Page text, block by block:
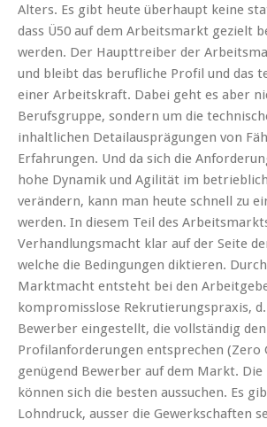
Alters. Es gibt heute überhaupt keine
dass Ü50 auf dem Arbeitsmarkt gezielt
werden. Der Haupttreiber der
und bleibt das berufliche Profil und das
einer Arbeitskraft. Dabei geht es aber
Berufsgruppe, sondern um die
inhaltlichen Detailausprägungen von
Erfahrungen. Und da sich die
hohe Dynamik und Agilität im
verändern, kann man heute schnell zu
werden. In diesem Teil des
Verhandlungsmacht klar auf der Seite
welche die Bedingungen diktieren.
Marktmacht entsteht bei den
kompromisslose Rekrutierungspraxis,
Bewerber eingestellt, die vollständig den
Profilanforderungen entsprechen (Zero
genügend Bewerber auf dem Markt.
können sich die besten aussuchen. Es
Lohndruck, ausser die Gewerkschaften